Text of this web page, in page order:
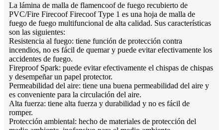
La lámina de malla de flamencoof de fuego recubierto de
PVC/Fire Firecoof Firecoof Type 1 es una hoja de malla de
fuego de fuego multifuncional de alta calidad. Sus características
son las siguientes:
Resistencia al fuego: tiene función de protección contra
incendios, no es fácil de quemar y puede evitar efectivamente los
accidentes de fuego.
Fireproof Spark: puede evitar efectivamente el chispas de chispas
y desempeñar un papel protector.
Permeabilidad del aire: tiene una buena permeabilidad del aire y
es conveniente para la circulación del aire.
Alta fuerza: tiene alta fuerza y ​​durabilidad y no es fácil de
romper.
Protección ambiental: hecho de materiales de protección del